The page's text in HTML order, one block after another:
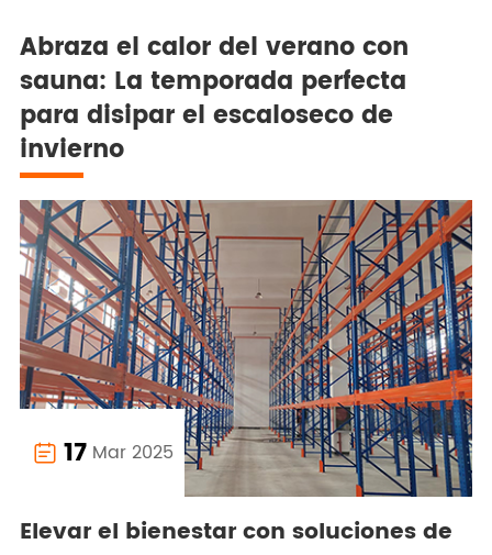
Abraza el calor del verano con
sauna: La temporada perfecta
para disipar el escaloseco de
invierno
 17 Mar 2025
Elevar el bienestar con soluciones de